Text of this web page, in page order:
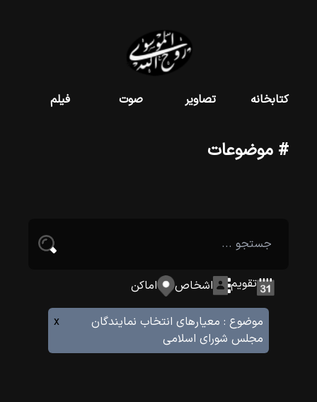
کتابخانه تصاویر صوت فیلم
# موضوعات
تقویم اشخاص اماکن
موضوع : معيارهاى انتخاب نمايندگان
مجلس شوراى اسلامى
x